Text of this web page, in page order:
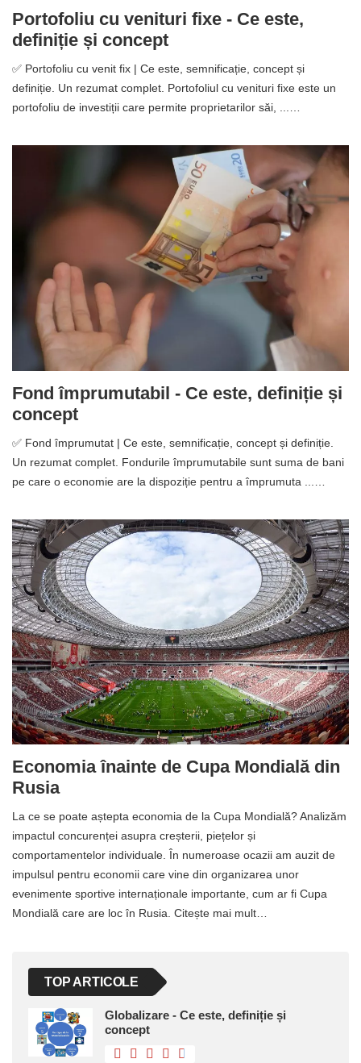
Portofoliu cu venituri fixe - Ce este,
definiție și concept
✅ Portofoliu cu venit fix | Ce este, semnificație, concept și
definiție. Un rezumat complet. Portofoliul cu venituri fixe este un
portofoliu de investiții care permite proprietarilor săi, ...…
Fond împrumutabil - Ce este, definiție și
concept
✅ Fond împrumutat | Ce este, semnificație, concept și definiție.
Un rezumat complet. Fondurile împrumutabile sunt suma de bani
pe care o economie are la dispoziție pentru a împrumuta ...…
Economia înainte de Cupa Mondială din
Rusia
La ce se poate aștepta economia de la Cupa Mondială? Analizăm
impactul concurenței asupra creșterii, piețelor și
comportamentelor individuale. În numeroase ocazii am auzit de
impulsul pentru economii care vine din organizarea unor
evenimente sportive internaționale importante, cum ar fi Cupa
Mondială care are loc în Rusia. Citește mai mult…
TOP ARTICOLE
Globalizare - Ce este, definiție și
concept